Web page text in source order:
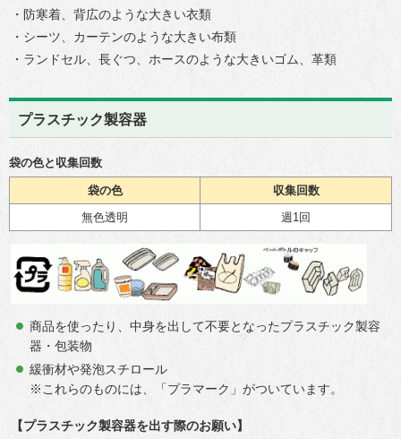
・防寒着、背広のような大きい衣類
・シーツ、カーテンのような大きい布類
・ランドセル、長ぐつ、ホースのような大きいゴム、革類
プラスチック製容器
袋の色と収集回数
袋の色
収集回数
無色透明
週1回
商品を使ったり、中身を出して不要となったプラスチック製容
器・包装物
緩衝材や発泡スチロール
※これらのものには、「プラマーク」がついています。
【プラスチック製容器を出す際のお願い】